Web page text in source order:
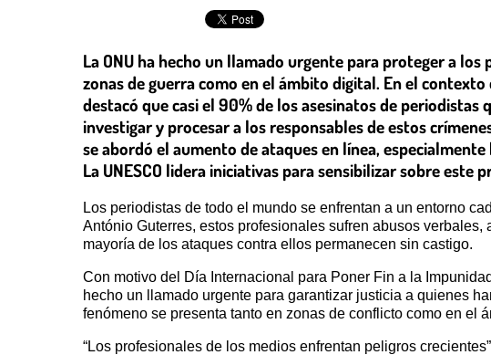
La ONU ha hecho un llamado urgente para proteger a
zonas de guerra como en el ámbito digital. En el
destacó que casi el 90% de los asesinatos de
investigar y procesar a los responsables de estos
se abordó el aumento de ataques en línea,
La UNESCO lidera iniciativas para sensibilizar sobre
Los periodistas de todo el mundo se enfrentan a un entorno
António Guterres, estos profesionales sufren abusos
mayoría de los ataques contra ellos permanecen sin castigo.
Con motivo del Día Internacional para Poner Fin a la
hecho un llamado urgente para garantizar justicia a quienes
fenómeno se presenta tanto en zonas de conflicto como en el
“Los profesionales de los medios enfrentan peligros